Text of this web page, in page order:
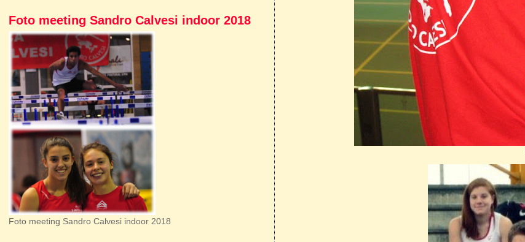
Foto meeting Sandro Calvesi indoor 2018
Foto meeting Sandro Calvesi indoor 2018